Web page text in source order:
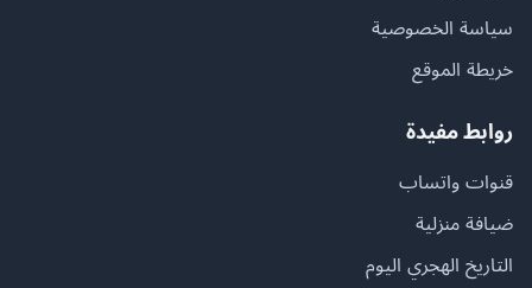
سياسة الخصوصية
خريطة الموقع
روابط مفيدة
قنوات واتساب
ضيافة منزلية
التاريخ الهجري اليوم